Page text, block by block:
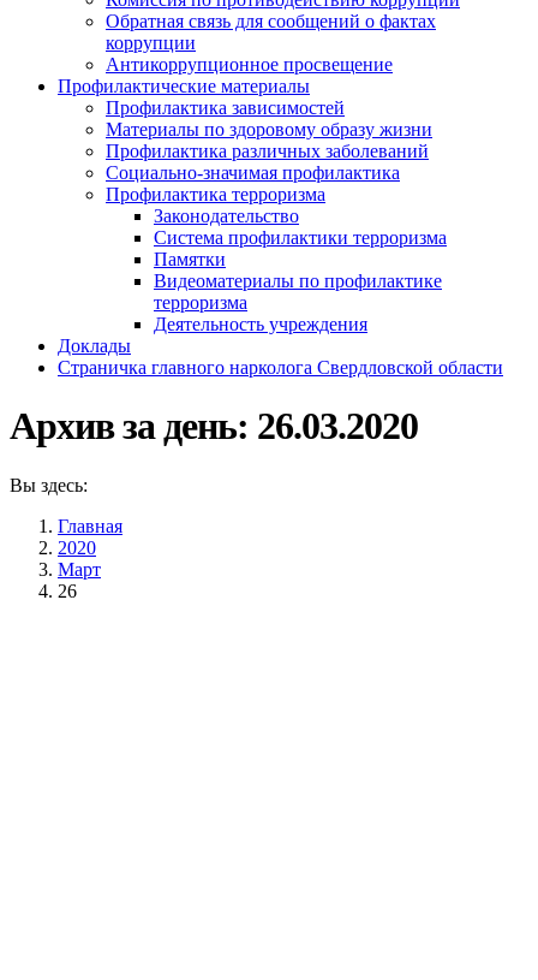
Обратная связь для сообщений о фактах
коррупции
Антикоррупционное просвещение
Профилактические материалы
Профилактика зависимостей
Материалы по здоровому образу жизни
Профилактика различных заболеваний
Социально-значимая профилактика
Профилактика терроризма
Законодательство
Система профилактики терроризма
Памятки
Видеоматериалы по профилактике
терроризма
Деятельность учреждения
Доклады
Страничка главного нарколога Свердловской области
Архив за день: 26.03.2020
Вы здесь:
Главная
2020
Март
26